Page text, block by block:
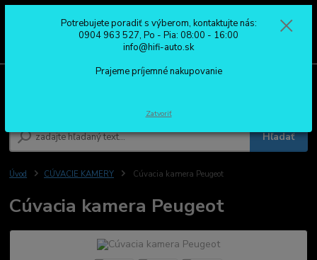
Hľadať
0904 963 527
Po - Pia: 08:00 - 16:00
Úvod CÚVACIE KAMERY Cúvacia kamera Peugeot
Cúvacia kamera Peugeot
Potrebujete poradiť s výberom, kontaktujte nás:
0904 963 527, Po - Pia: 08:00 - 16:00
info@hifi-auto.sk
Prajeme príjemné nakupovanie
Zatvoriť